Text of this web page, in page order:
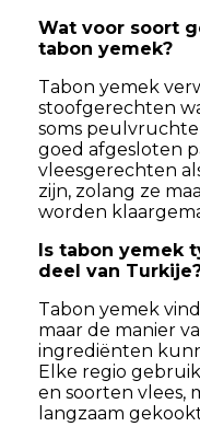
Wat voor soort
tabon yemek?
Tabon yemek
stoofgerechten
soms
goed afgesloten
vleesgerechten
zijn, zolang ze
worden
Is tabon yemek
deel van
Tabon yemek
maar de manier
ingrediënten
Elke regio
en soorten vlees,
langzaam